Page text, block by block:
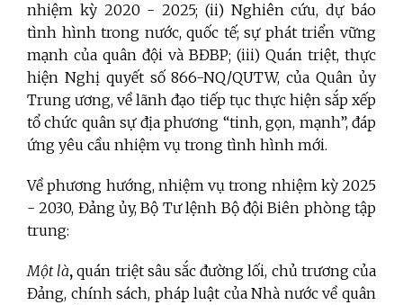
nhiệm kỳ 2020 - 2025; (ii) Nghiên cứu, dự báo
tình hình trong nước, quốc tế; sự phát triển vững
mạnh của quân đội và BĐBP; (iii) Quán triệt, thực
hiện Nghị quyết số 866-NQ/QUTW, của Quân ủy
Trung ương, về lãnh đạo tiếp tục thực hiện sắp xếp
tổ chức quân sự địa phương “tinh, gọn, mạnh”, đáp
ứng yêu cầu nhiệm vụ trong tình hình mới.
Về phương hướng, nhiệm vụ trong nhiệm kỳ 2025
- 2030, Đảng ủy, Bộ Tư lệnh Bộ đội Biên phòng tập
trung:
Một là, quán triệt sâu sắc đường lối, chủ trương của
Đảng, chính sách, pháp luật của Nhà nước về quân